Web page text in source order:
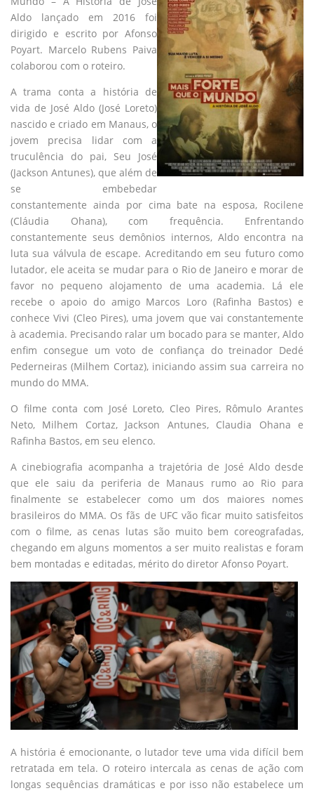
Aldo lançado em 2016 foi
dirigido e escrito por Afonso
Poyart. Marcelo Rubens Paiva
colaborou com o roteiro.
A trama conta a história de
vida de José Aldo (José Loreto)
nascido e criado em Manaus, o
jovem precisa lidar com a
truculência do pai, Seu José
(Jackson Antunes), que além de
se embebedar
constantemente ainda por cima bate na esposa, Rocilene
(Cláudia Ohana), com frequência. Enfrentando
constantemente seus demônios internos, Aldo encontra na
luta sua válvula de escape. Acreditando em seu futuro como
lutador, ele aceita se mudar para o Rio de Janeiro e morar de
favor no pequeno alojamento de uma academia. Lá ele
recebe o apoio do amigo Marcos Loro (Rafinha Bastos) e
conhece Vivi (Cleo Pires), uma jovem que vai constantemente
à academia. Precisando ralar um bocado para se manter, Aldo
enfim consegue um voto de confiança do treinador Dedé
Pederneiras (Milhem Cortaz), iniciando assim sua carreira no
mundo do MMA.
O filme conta com José Loreto, Cleo Pires, Rômulo Arantes
Neto, Milhem Cortaz, Jackson Antunes, Claudia Ohana e
Rafinha Bastos, em seu elenco.
A cinebiografia acompanha a trajetória de José Aldo desde
que ele saiu da periferia de Manaus rumo ao Rio para
finalmente se estabelecer como um dos maiores nomes
brasileiros do MMA. Os fãs de UFC vão ficar muito satisfeitos
com o filme, as cenas lutas são muito bem coreografadas,
chegando em alguns momentos a ser muito realistas e foram
bem montadas e editadas, mérito do diretor Afonso Poyart.
A história é emocionante, o lutador teve uma vida difícil bem
retratada em tela. O roteiro intercala as cenas de ação com
longas sequências dramáticas e por isso não estabelece um